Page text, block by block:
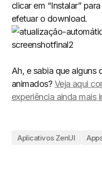
clicar em “Instalar”
efetuar o download.
Ah, e sabia que alguns
animados? Veja aqui
experiência ainda mais
Aplicativos ZenUI